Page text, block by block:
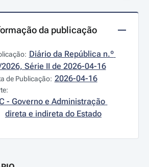
da publicação
Diário da República n.º
Série II de 2026-04-16
de Publicação: 2026-04-16
- Governo e Administração
direta e indireta do Estado